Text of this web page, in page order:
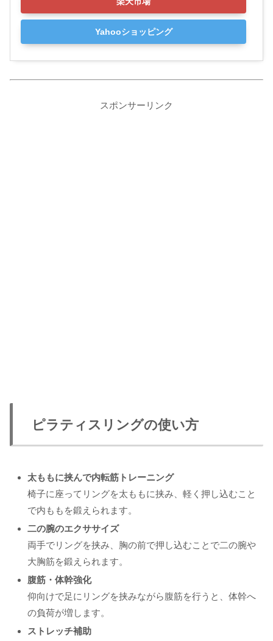
Yahooショッピング
スポンサーリンク
ピラティスリングの使い方
太ももに挟んで内転筋トレーニング
椅子に座ってリングを太ももに挟み、軽く押し込むこと
で内ももを鍛えられます。
二の腕のエクササイズ
両手でリングを挟み、胸の前で押し込むことで二の腕や
大胸筋を鍛えられます。
腹筋・体幹強化
仰向けで足にリングを挟みながら腹筋を行うと、体幹へ
の負荷が増します。
ストレッチ補助